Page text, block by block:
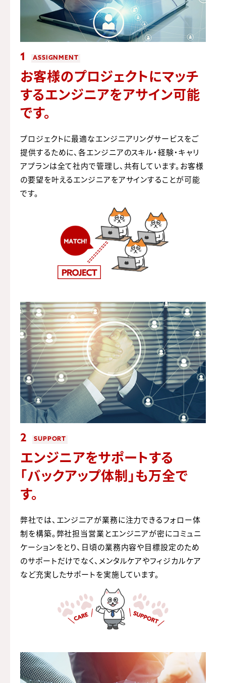
ASSIGNMENT
お客様のプロジェクトにマッチ
するエンジニアをアサイン可能
です。
1
プロジェクトに最適なエンジニアリングサービスをご
提供するために、各エンジニアのスキル・経験・キャリ
アプランは全て社内で管理し、共有しています。お客様
の要望を叶えるエンジニアをアサインすることが可能
です。
SUPPORT
エンジニアをサポートする
「バックアップ体制」も万全で
す。
2
弊社では、エンジニアが業務に注力できるフォロー体
制を構築。弊社担当営業とエンジニアが密にコミュニ
ケーションをとり、日頃の業務内容や目標設定のため
のサポートだけでなく、メンタルケアやフィジカルケア
など充実したサポートを実施しています。